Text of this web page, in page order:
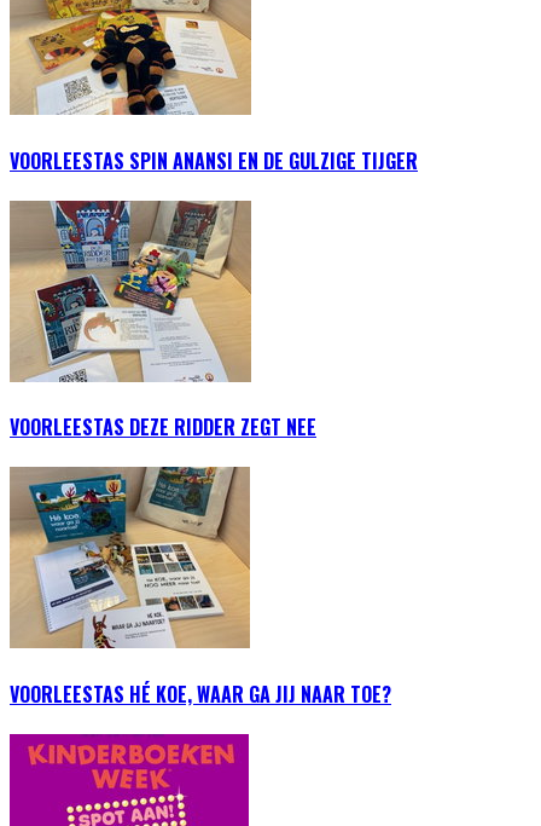
VOORLEESTAS SPIN ANANSI EN DE GULZIGE TIJGER
VOORLEESTAS DEZE RIDDER ZEGT NEE
VOORLEESTAS HÉ KOE, WAAR GA JIJ NAAR TOE?